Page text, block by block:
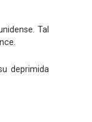
Tal
deprimida